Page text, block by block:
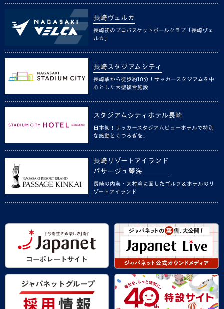
長崎ヴェルカ
長崎初のプロバスケットボールクラブ「長崎ヴェ
ルカ」
長崎スタジアムシティ
長崎駅から徒歩約10分！サッカースタジアムを中
心とした大型複合施設
スタジアムシティホテル長崎
日本初！サッカースタジアムビューホテルで特別
な感動とくつろぎを。
長崎リゾートアイランド
パサージュ琴海
長崎の内海・大村湾に面したゴルフ＆ホテルのリ
ゾートアイランド